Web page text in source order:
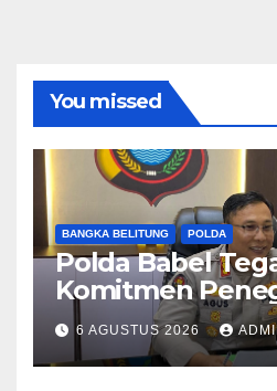
You missed
BANGKA BELITUNG POLDA
Polda Babel
Komitmen
Hukum Terkait
Ton Pasir Timah
Belitung
6 AGUSTUS 2026